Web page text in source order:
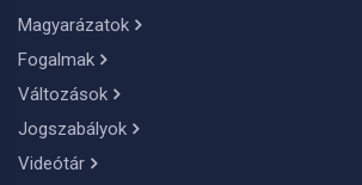
Magyarázatok
Fogalmak
Változások
Jogszabályok
Videótár